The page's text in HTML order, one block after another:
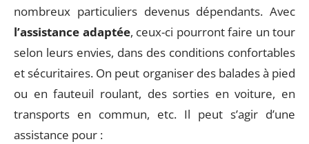
nombreux particuliers devenus dépendants. Avec
l’assistance adaptée, ceux-ci pourront faire un tour
selon leurs envies, dans des conditions confortables
et sécuritaires. On peut organiser des balades à pied
ou en fauteuil roulant, des sorties en voiture, en
transports en commun, etc. Il peut s’agir d’une
assistance pour :